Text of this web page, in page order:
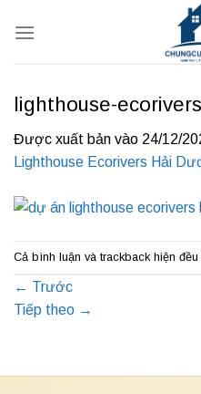
qua
lighthouse-
Được xuất bản vào 24/12/
Lighthouse Ecorivers Hải
Cả bình luận và trackback hiện đều
← Trước
Tiếp theo →